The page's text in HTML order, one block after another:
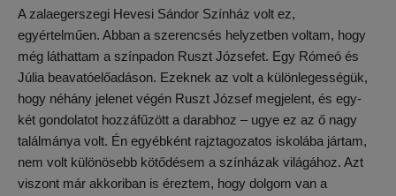
A zalaegerszegi Hevesi Sándor Színház volt ez,
egyértelműen. Abban a szerencsés helyzetben voltam, hogy
még láthattam a színpadon Ruszt Józsefet. Egy Rómeó és
Júlia beavatóelőadáson. Ezeknek az volt a különlegességük,
hogy néhány jelenet végén Ruszt József megjelent, és egy-
két gondolatot hozzáfűzött a darabhoz – ugye ez az ő nagy
találmánya volt. Én egyébként rajztagozatos iskolába jártam,
nem volt különösebb kötődésem a színházak világához. Azt
viszont már akkoriban is éreztem, hogy dolgom van a